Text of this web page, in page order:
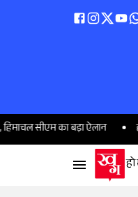
का बड़ा ऐलान हरियाणा